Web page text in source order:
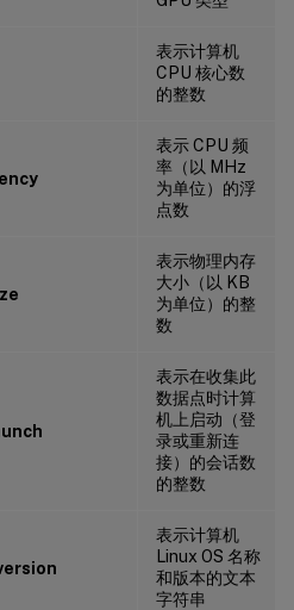
表示计算机
CPU 核心数
的整数
表示 CPU 频
率（以 MHz
为单位）的浮
点数
表示物理内存
大小（以 KB
为单位）的整
数
表示在收集此
数据点时计算
机上启动（登
录或重新连
接）的会话数
的整数
表示计算机
Linux OS 名称
和版本的文本
字符串